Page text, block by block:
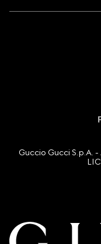
© 2016 - 2025 Guccio